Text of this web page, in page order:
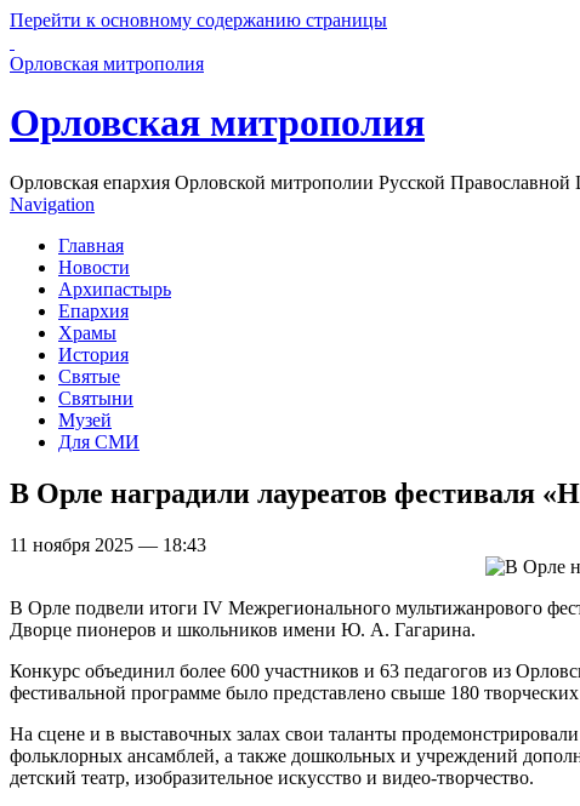
Перейти к основному содержанию страницы
Орловская митрополия
Орловская митрополия
Орловская епархия Орловской митрополии Русской Православной
Navigation
Главная
Новости
Архипастырь
Епархия
Храмы
История
Святые
Святыни
Музей
Для СМИ
В Орле наградили лауреатов фестиваля
11 ноября 2025 — 18:43
В Орле подвели итоги IV Межрегионального мультижанрового
Дворце пионеров и школьников имени Ю. А. Гагарина.
Конкурс объединил более 600 участников и 63 педагогов из
фестивальной программе было представлено свыше 180 творческих
На сцене и в выставочных залах свои таланты
фольклорных ансамблей, а также дошкольных и учреждений
детский театр, изобразительное искусство и видео-творчество.